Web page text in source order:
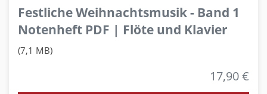
Festliche Weihnachtsmusik - Band 1
Notenheft PDF | Flöte und Klavier
(7,1 MB)
17,90 €